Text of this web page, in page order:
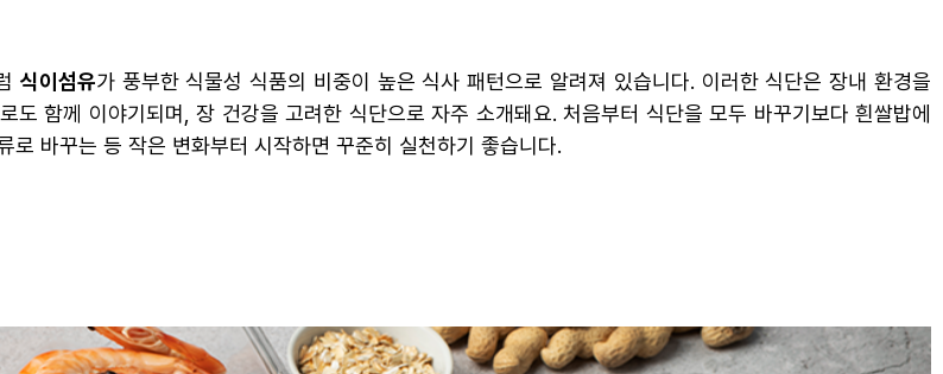
식이섬유가 풍부한 식물성 식품의 비중이 높은 식사 패턴으로 알려져 있습니다. 이러한 식단은 장내 환경을
도 함께 이야기되며, 장 건강을 고려한 식단으로 자주 소개돼요. 처음부터 식단을 모두 바꾸기보다 흰쌀밥에
로 바꾸는 등 작은 변화부터 시작하면 꾸준히 실천하기 좋습니다.